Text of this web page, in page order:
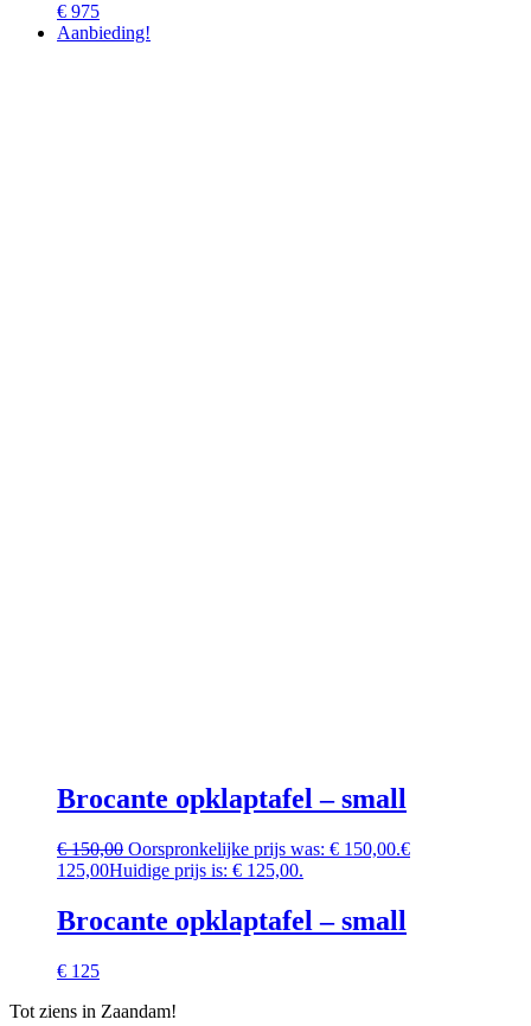
€ 975
Aanbieding!
Brocante opklaptafel – small
€150,00 Oorspronkelijke prijs was: € 150,00.€
125,00Huidige prijs is: € 125,00.
Brocante opklaptafel – small
€ 125
Tot ziens in Zaandam!